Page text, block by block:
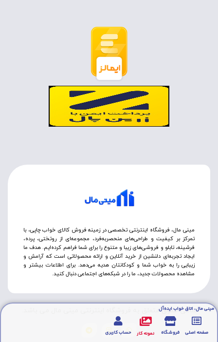
مینی مال، فروشگاه اینترنتی تخصصی در زمینه فروش کالای خواب چاپی، با
تمرکز بر کیفیت و طراحی‌های منحصربه‌فرد، مجموعه‌ای از روتختی‌، پرده،
فرشینه، تابلو و فروشی‌های زیبا و متنوع را برای شما فراهم کرده‌ایم. هدف ما
ایجاد تجربه‌ای دلنشین از خرید آنلاین و ارائه محصولاتی است که آرامش و
زیبایی را به خواب شما و کودکانتان هدیه می‌دهد. برای اطلاعات بیشتر و
مشاهده محصولات جدید، ما را در شبکه‌های اجتماعی دنبال کنید.
تمامی حقوق متعلق به فروشگاه اینترنتی مینی مال می باشد.
مینی مال، اتاق خواب ایده‌آل
صفحه اصلی فروشگاه نمونه کار حساب کاربری